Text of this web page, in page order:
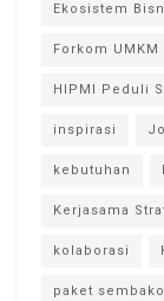
Ekosistem
Forkom UMKM
HIPMI Peduli
inspirasi
kebutuhan
Kerjasama
kolaborasi
paket sembako